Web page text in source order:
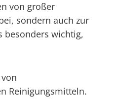
von großer
sondern auch zur
besonders wichtig,
Reinigungsmitteln.